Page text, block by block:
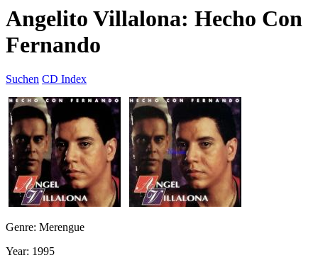
Angelito Villalona: Hecho Con
Fernando
Suchen CD Index
Genre: Merengue
Year: 1995